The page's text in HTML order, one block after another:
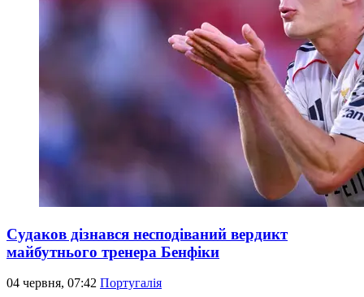
Судаков дізнався несподіваний вердикт
майбутнього тренера Бенфіки
04 червня, 07:42 Португалія